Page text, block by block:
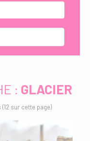
: GLACIER
sur cette page)